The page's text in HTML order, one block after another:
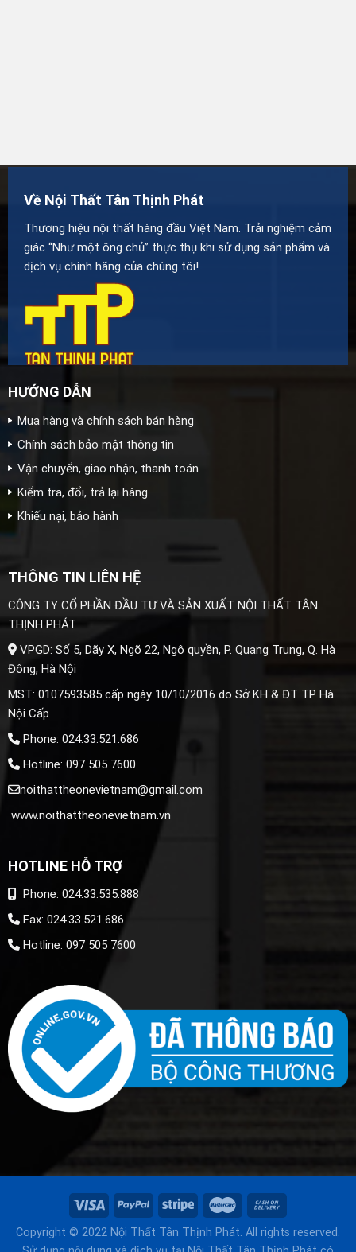
Về Nội Thất Tân Thịnh Phát
Thương hiệu nội thất hàng đầu Việt Nam. Trải nghiệm cảm
giác “Như một ông chủ” thực thụ khi sử dụng sản phẩm và
dịch vụ chính hãng của chúng tôi!
HƯỚNG DẪN
Mua hàng và chính sách bán hàng
Chính sách bảo mật thông tin
Vận chuyển, giao nhận, thanh toán
Kiểm tra, đổi, trả lại hàng
Khiếu nại, bảo hành
THÔNG TIN LIÊN HỆ
CÔNG TY CỔ PHẦN ĐẦU TƯ VÀ SẢN XUẤT NỘI THẤT TÂN
THỊNH PHÁT
VPGD: Số 5, Dãy X, Ngõ 22, Ngô quyền, P. Quang Trung, Q. Hà
Đông, Hà Nội
MST: 0107593585 cấp ngày 10/10/2016 do Sở KH & ĐT TP Hà
Nội Cấp
Phone: 024.33.521.686
Hotline: 097 505 7600
noithattheonevietnam@gmail.com
www.noithattheonevietnam.vn
HOTLINE HỖ TRỢ
Phone: 024.33.535.888
Fax: 024.33.521.686
Hotline: 097 505 7600
Copyright © 2022 Nội Thất Tân Thịnh Phát. All rights reserved.